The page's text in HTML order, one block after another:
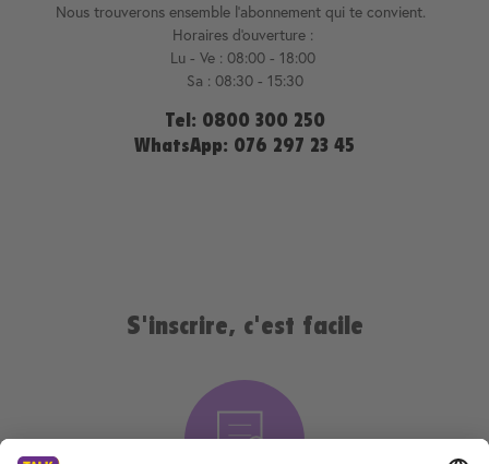
Nous trouverons ensemble l'abonnement qui te convient.
Horaires d'ouverture :
Lu - Ve : 08:00 - 18:00
Sa : 08:30 - 15:30
Tel: 0800 300 250
WhatsApp: 076 297 23 45
S'inscrire, c'est facile